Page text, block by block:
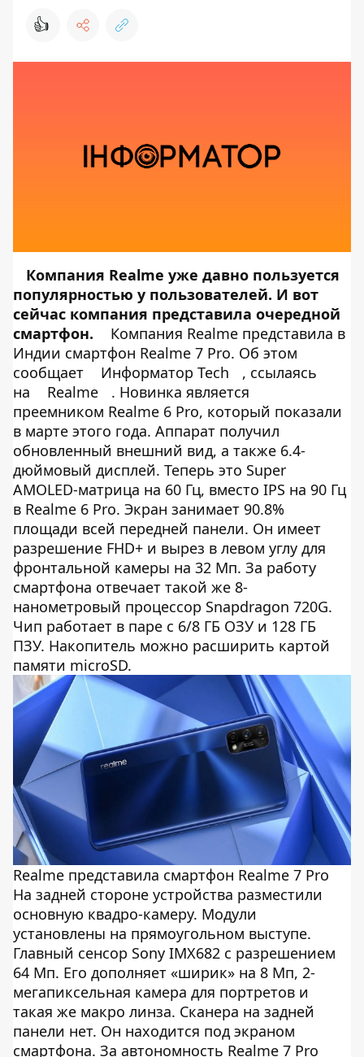
👍
Компания Realme уже давно пользуется
популярностью у пользователей. И вот
сейчас компания представила очередной
смартфон.
Компания Realme представила в
Индии смартфон Realme 7 Pro. Об этом
сообщает
Информатор Tech
, ссылаясь
на
Realme
. Новинка является
преемником Realme 6 Pro, который показали
в марте этого года. Аппарат получил
обновленный внешний вид, а также 6.4-
дюймовый дисплей. Теперь это Super
AMOLED-матрица на 60 Гц, вместо IPS на 90 Гц
в Realme 6 Pro. Экран занимает 90.8%
площади всей передней панели. Он имеет
разрешение FHD+ и вырез в левом углу для
фронтальной камеры на 32 Мп. За работу
смартфона отвечает такой же 8-
нанометровый процессор Snapdragon 720G.
Чип работает в паре с 6/8 ГБ ОЗУ и 128 ГБ
ПЗУ. Накопитель можно расширить картой
памяти microSD.
Realme представила смартфон Realme 7 Pro
На задней стороне устройства разместили
основную квадро-камеру. Модули
установлены на прямоугольном выступе.
Главный сенсор Sony IMX682 с разрешением
64 Мп. Его дополняет «ширик» на 8 Мп, 2-
мегапиксельная камера для портретов и
такая же макро линза. Сканера на задней
панели нет. Он находится под экраном
смартфона. За автономность Realme 7 Pro